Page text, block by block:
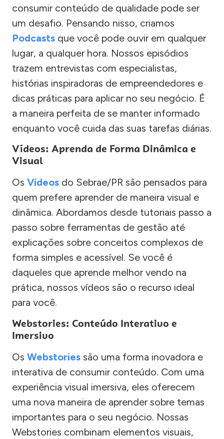
consumir conteúdo de qualidade pode ser
um desafio. Pensando nisso, criamos
Podcasts que você pode ouvir em qualquer
lugar, a qualquer hora. Nossos episódios
trazem entrevistas com especialistas,
histórias inspiradoras de empreendedores e
dicas práticas para aplicar no seu negócio. É
a maneira perfeita de se manter informado
enquanto você cuida das suas tarefas diárias.
Vídeos: Aprenda de Forma Dinâmica e
Visual
Os Vídeos do Sebrae/PR são pensados para
quem prefere aprender de maneira visual e
dinâmica. Abordamos desde tutoriais passo a
passo sobre ferramentas de gestão até
explicações sobre conceitos complexos de
forma simples e acessível. Se você é
daqueles que aprende melhor vendo na
prática, nossos vídeos são o recurso ideal
para você.
Webstories: Conteúdo Interativo e
Imersivo
Os Webstories são uma forma inovadora e
interativa de consumir conteúdo. Com uma
experiência visual imersiva, eles oferecem
uma nova maneira de aprender sobre temas
importantes para o seu negócio. Nossas
Webstories combinam elementos visuais,